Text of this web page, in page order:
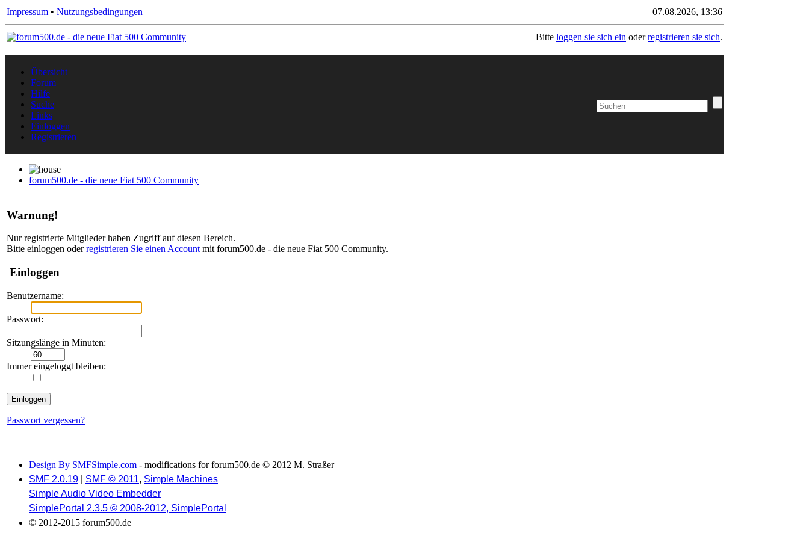
Impressum • Nutzungsbedingungen 07.08.2026, 13:36
Bitte loggen sie sich ein oderregistrieren sie sich.
Übersicht
Forum
Hilfe
Suche
Links
Einloggen
Registrieren
forum500.de - die neue Fiat 500 Community
Warnung!
Nur registrierte Mitglieder haben Zugriff auf diesen Bereich.
Bitte einloggen oderregistrieren Sie einen Accountmit forum500.de - die neue Fiat 500 Community.
Einloggen
Benutzername:
Passwort:
Sitzungslänge in Minuten:
Immer eingeloggt bleiben:
Passwort vergessen?
Design By SMFSimple.com - modifications for forum500.de © 2012 M. Straßer
SMF 2.0.19
SMF © 2011, Simple Machines
Simple Audio Video Embedder
SimplePortal 2.3.5 © 2008-2012, SimplePortal
© 2012-2015 forum500.de